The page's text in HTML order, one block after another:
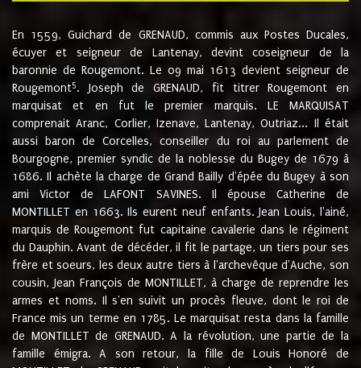
En 1559, Guichard de GRENAUD, commis aux Postes Ducales,
écuyer et seigneur de Lantenay, devint coseigneur de la
baronnie de Rougemont. Le 09 mai 1613 devient seigneur de
Rougemont5. Joseph de GRENAUD, fit titrer Rougemont en
marquisat et en fut le premier marquis. LE MARQUISAT
comprenait Aranc, Corlier, Izenave, Lantenay, Outriaz... Il était
aussi baron de Corcelles, conseiller du roi au parlement de
Bourgogne, premier syndic de la noblesse du Bugey de 1679 à
1686. Il achète la charge de Grand Bailly d'épée du Bugey à son
ami Victor de LAFONT SAVINES. Il épouse Catherine de
MONTILLET en 1663. Ils eurent neuf enfants. Jean Louis, l'ainé,
marquis de Rougemont fut capitaine cavalerie dans le régiment
du Dauphin. Avant de décéder, il fit le partage, un tiers pour ses
frère et soeurs, les deux autre tiers à l'archevêque d'Auche, son
cousin, Jean François de MONTILLET, à charge de reprendre les
armes et noms. Il s'en suivit un procès fleuve, dont le roi de
France mis un terme en 1785. Le marquisat resta dans la famille
de MONTILLET de GRENAUD. A la révolution, une partie de la
famille émigra. A son retour, la fille de Louis Honoré de